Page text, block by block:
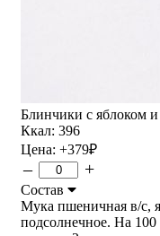
Блинчики с яблоком
Ккал: 396
Цена: +379₽
– +
Состав
Мука пшеничная в/с,
подсолнечное. На 100